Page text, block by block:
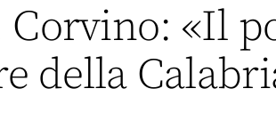
Corvino: «Il
della